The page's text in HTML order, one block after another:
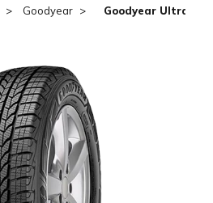
Goodyear Goodyear Ultra